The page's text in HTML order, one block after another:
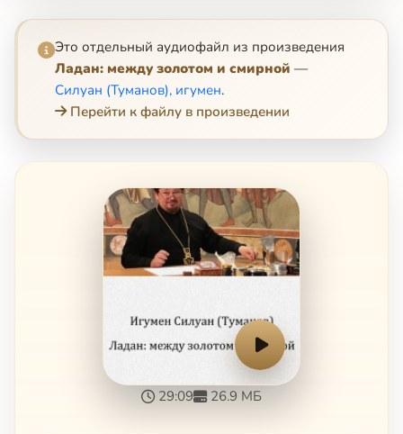
Это отдельный аудиофайл из произведения
Ладан: между золотом и смирной —
Силуан (Туманов), игумен.
Перейти к файлу в произведении
29:09 26.9 МБ